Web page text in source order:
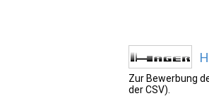
Zur Bewerbung
der CSV).